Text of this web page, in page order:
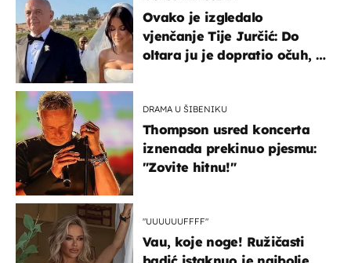
Ovako je izgledalo
vjenčanje Tije Jurčić: Do
oltara ju je dopratio očuh, a
DRAMA U ŠIBENIKU
Thompson usred koncerta
iznenada prekinuo pjesmu:
"Zovite hitnu!"
"UUUUUUFFFF"
Vau, koje noge! Ružičasti